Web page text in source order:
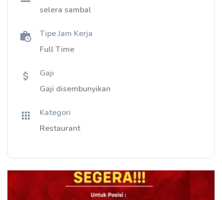
selera sambal
Tipe Jam Kerja
Full Time
Gaji
Gaji disembunyikan
Kategori
Restaurant